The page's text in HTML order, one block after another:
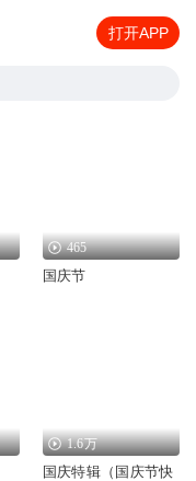
打开APP
465
国庆节
1.6万
国庆特辑（国庆节快